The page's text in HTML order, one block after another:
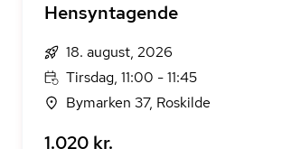
Hensyntagende
18. august, 2026
Tirsdag, 11:00 - 11:45
Bymarken 37, Roskilde
1.020 kr.